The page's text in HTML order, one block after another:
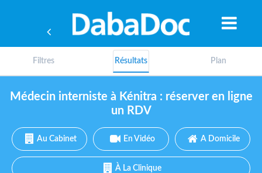
Filtres Résultats Plan
Médecin interniste à Kénitra : réserver en ligne
un RDV
Au Cabinet En Vidéo A Domicile
À La Clinique